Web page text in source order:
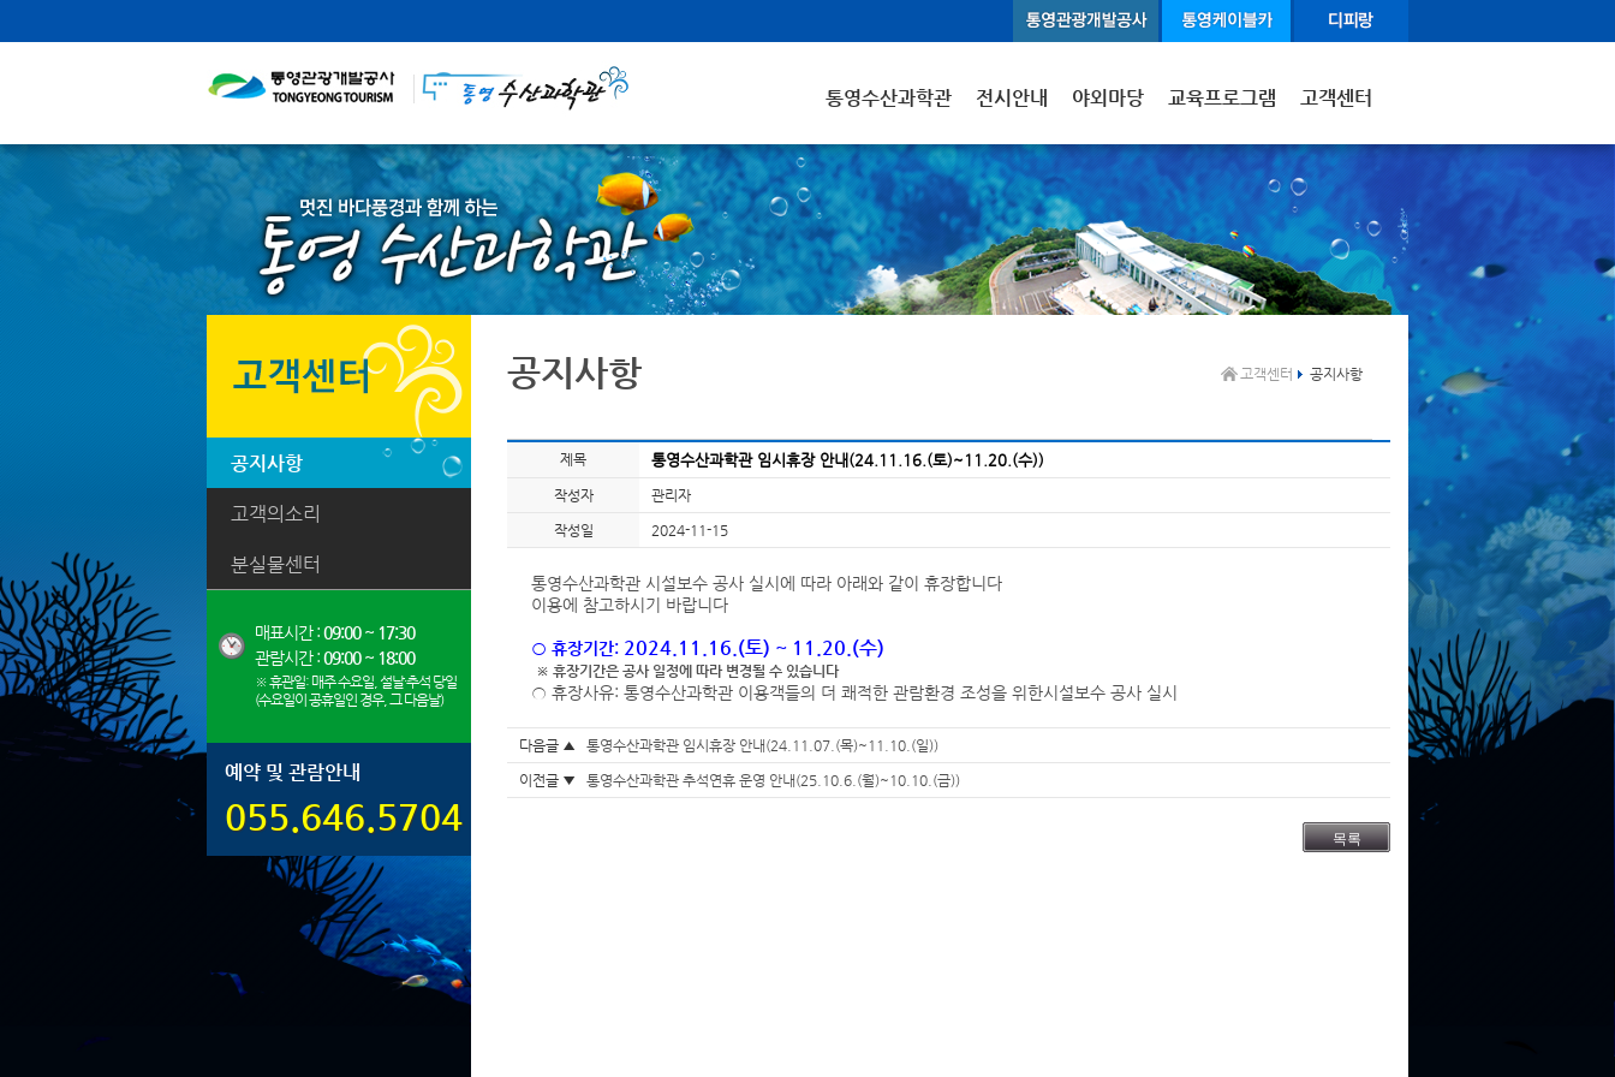
통영수산과학관 전시안내 야외마당 교육프로그램 고객센터
공지사항
고객의소리
분실물센터
매표시간 :09:00 ~ 17:30
관람시간 :09:00 ~ 18:00
※ 휴관일: 매주 수요일, 설날·추석 당일
(수요일이 공휴일인 경우, 그 다음날)
예약 및 관람안내
055.646.5704
공지사항 고객센터 공지사항
제목 통영수산과학관 임시휴장 안내(24.11.16.(토)~11.20.(수))
작성자 관리자
작성일 2024-11-15
통영수산과학관 시설보수 공사 실시에 따라 아래와 같이 휴장합니다
이용에 참고하시기 바랍니다
○ 휴장기간: 2024.11.16.(토) ~ 11.20.(수)
※ 휴장기간은 공사 일정에 따라 변경될 수 있습니다
○ 휴장사유: 통영수산과학관 이용객들의 더 쾌적한 관람환경 조성을 위한시설보수 공사 실시
다음글 ▲ 통영수산과학관 임시휴장 안내(24.11.07.(목)~11.10.(일))
이전글 ▼ 통영수산과학관 추석연휴 운영 안내(25.10.6.(월)~10.10.(금))